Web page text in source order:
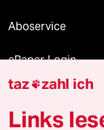
Aboservice
ePaper Login
Downloads für
taz zahl ich
Links